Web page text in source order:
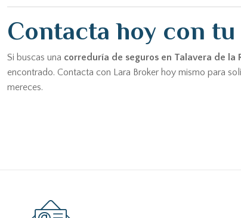
Contacta hoy con
Si buscas una correduría de seguros en Talavera de la
encontrado. Contacta con Lara Broker hoy mismo para
mereces.